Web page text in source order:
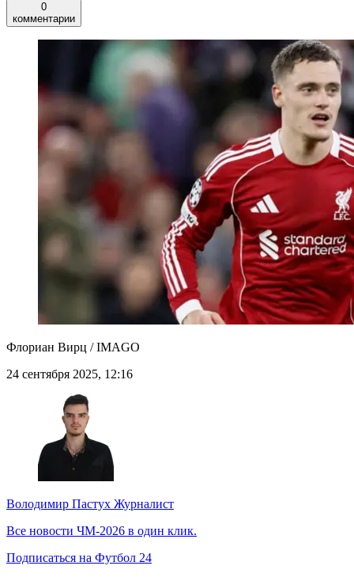
0
комментарии
Флориан Вирц / IMAGO
24 сентября 2025, 12:16
Володимир Пастух Журналист
Все новости ЧМ-2026 в один клик.
Подписаться на Футбол 24